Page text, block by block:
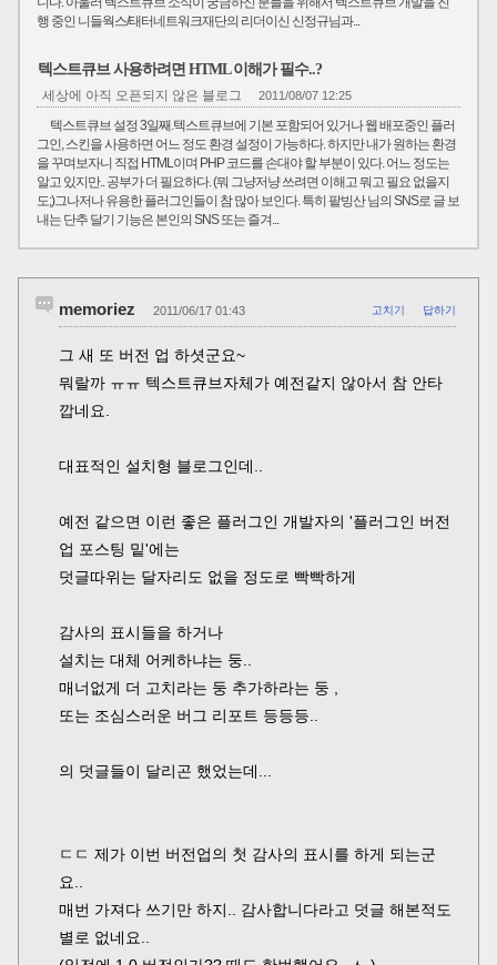
행 중인 니들웍스/태터네트워크재단의 리더이신 신정규님과...
텍스트큐브 사용하려면 HTML 이해가 필수..?
세상에 아직 오픈되지 않은 블로그 2011/08/07 12:25
텍스트큐브 설정 3일째.텍스트큐브에 기본 포함되어 있거나 웹 배포중인 플러
그인, 스킨을 사용하면 어느 정도 환경 설정이 가능하다. 하지만 내가 원하는 환경
을 꾸며보자니 직접 HTML이며 PHP 코드를 손대야 할 부분이 있다. 어느 정도는
알고 있지만.. 공부가 더 필요하다. (뭐 그냥저냥 쓰려면 이해고 뭐고 필요 없을지
도;)그나저나 유용한 플러그인들이 참 많아 보인다. 특히 팥빙산 님의 SNS로 글 보
내는 단추 달기 기능은 본인의 SNS 또는 즐겨...
memoriez 2011/06/17 01:43 고치기 답하기
그 새 또 버전 업 하셧군요~
뭐랄까 ㅠㅠ 텍스트큐브자체가 예전같지 않아서 참 안타
깝네요.
대표적인 설치형 블로그인데..
예전 같으면 이런 좋은 플러그인 개발자의 '플러그인 버전
업 포스팅 밑'에는
덧글따위는 달자리도 없을 정도로 빡빡하게
감사의 표시들을 하거나
설치는 대체 어케하냐는 둥..
매너없게 더 고치라는 둥 추가하라는 둥 ,
또는 조심스러운 버그 리포트 등등등..
의 덧글들이 달리곤 했었는데...
ㄷㄷ 제가 이번 버전업의 첫 감사의 표시를 하게 되는군
요..
매번 가져다 쓰기만 하지.. 감사합니다라고 덧글 해본적도
별로 없네요..